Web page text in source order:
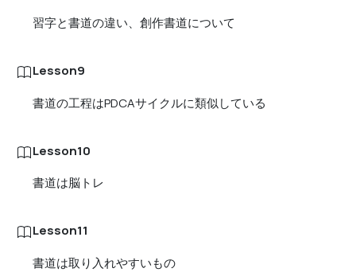
習字と書道の違い、創作書道について
Lesson9
書道の工程はPDCAサイクルに類似している
Lesson10
書道は脳トレ
Lesson11
書道は取り入れやすいもの